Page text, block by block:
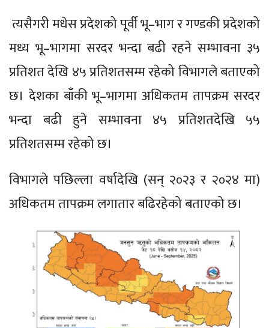
त्यसैगरी मधेस प्रदेशको पूर्वी भू–भाग र गण्डकी प्रदेशको
मध्य भू–भागमा सरदर भन्दा बढी रहने सम्भावना ३५
प्रतिशत देखि ४५ प्रतिशतसम्म रहेको विभागले बताएको
छ। देशका बाँकी भू–भागमा अधिकतम तापक्रम सरदर
भन्दा बढी हुने सम्भावना ४५ प्रतिशतदेखि ५५
प्रतिशतसम्म रहेको छ।
विभागले पछिल्ला वर्षादेखि (सन् २०२३ र २०२४ मा)
अधिकतम तापक्रम लगातार बढिरहेको बताएको छ।